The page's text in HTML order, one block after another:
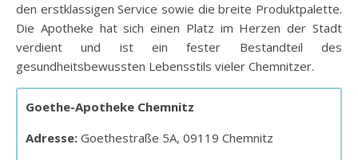
den erstklassigen Service sowie die breite Produktpalette.
Die Apotheke hat sich einen Platz im Herzen der Stadt
verdient und ist ein fester Bestandteil des
gesundheitsbewussten Lebensstils vieler Chemnitzer.
Goethe-Apotheke Chemnitz
Adresse: Goethestraße 5A, 09119 Chemnitz